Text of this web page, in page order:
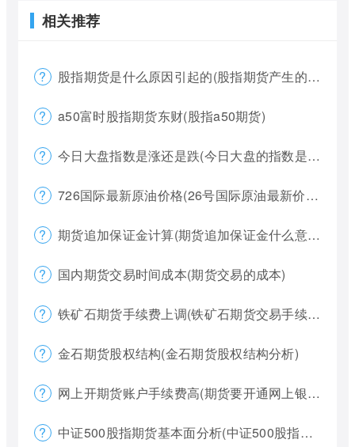
相关推荐
股指期货是什么原因引起的(股指期货产生的原因)
a50富时股指期货东财(股指a50期货)
今日大盘指数是涨还是跌(今日大盘的指数是多少)
726国际最新原油价格(26号国际原油最新价格)
期货追加保证金计算(期货追加保证金什么意思)
国内期货交易时间成本(期货交易的成本)
铁矿石期货手续费上调(铁矿石期货交易手续费多少)
金石期货股权结构(金石期货股权结构分析)
网上开期货账户手续费高(期货要开通网上银行)
中证500股指期货基本面分析(中证500股指期货是什么意思)